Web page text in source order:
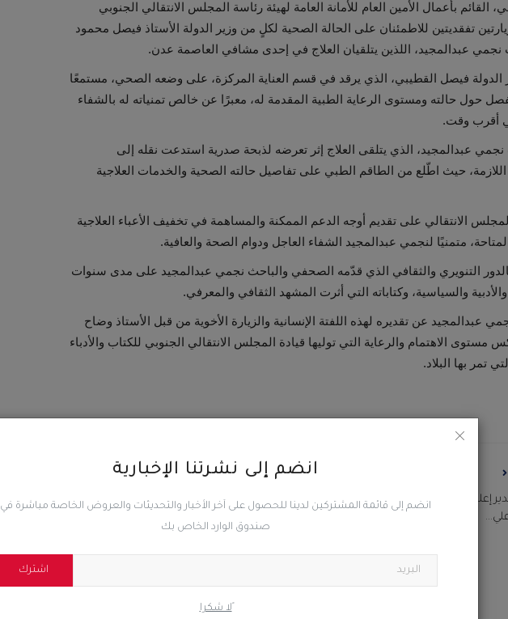
انضم إلى نشرتنا الإخبارية
انضم إلى قائمة المشتركين لدينا للحصول على آخر الأخبار والتحديثات والعروض الخاصة مباشرة في
صندوق الوارد الخاص بك
اشترك
ًلا شكرا
القائم بأعمال الأمين العام للأمانة العامة لهيئة رئاسة المجلس الانتقالي الجنوبي
تفقديتين للاطمئنان على الحالة الصحية لكلٍ من وزير الدولة الأستاذ فيصل محمود
عبدالمجيد، اللذين يتلقيان العلاج في إحدى مشافي العاصمة عدن.
الدولة فيصل القطيبي، الذي يرقد في قسم العناية المركزة، على وضعه الصحي، مستمعًا
حول حالته ومستوى الرعاية الطبية المقدمة له، معبرًا عن خالص تمنياته له بالشفاء
أقرب وقت.
عبدالمجيد، الذي يتلقى العلاج إثر تعرضه لذبحة صدرية استدعت نقله إلى
حيث اطّلع من الطاقم الطبي على تفاصيل حالته الصحية والخدمات العلاجية
الانتقالي على تقديم أوجه الدعم الممكنة والمساهمة في تخفيف الأعباء العلاجية
متمنيًا لنجمي عبدالمجيد الشفاء العاجل ودوام الصحة والعافية.
بالدور التنويري والثقافي الذي قدّمه الصحفي والباحث نجمي عبدالمجيد على مدى سنوات
والسياسية، وكتاباته التي أثرت المشهد الثقافي والمعرفي.
عبدالمجيد عن تقديره لهذه اللفتة الإنسانية والزيارة الأخوية من قبل الأستاذ وضاح
مستوى الاهتمام والرعاية التي توليها قيادة المجلس الانتقالي الجنوبي للكتاب والأدباء
تمر بها البلاد.
المقال السابق
قيادة الاتحاد العام لقبائل الجنوب العربي تُندد بتدهور الخدمات
إعلام اللواء في وفاة ابن